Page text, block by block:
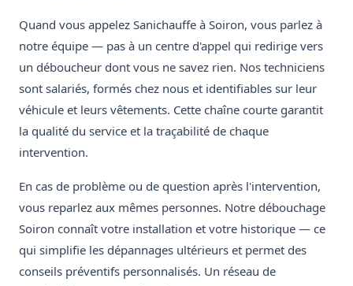
Quand vous appelez Sanichauffe à Soiron, vous parlez à
notre équipe — pas à un centre d'appel qui redirige vers
un déboucheur dont vous ne savez rien. Nos techniciens
sont salariés, formés chez nous et identifiables sur leur
véhicule et leurs vêtements. Cette chaîne courte garantit
la qualité du service et la traçabilité de chaque
intervention.
En cas de problème ou de question après l'intervention,
vous reparlez aux mêmes personnes. Notre débouchage
Soiron connaît votre installation et votre historique — ce
qui simplifie les dépannages ultérieurs et permet des
conseils préventifs personnalisés. Un réseau de